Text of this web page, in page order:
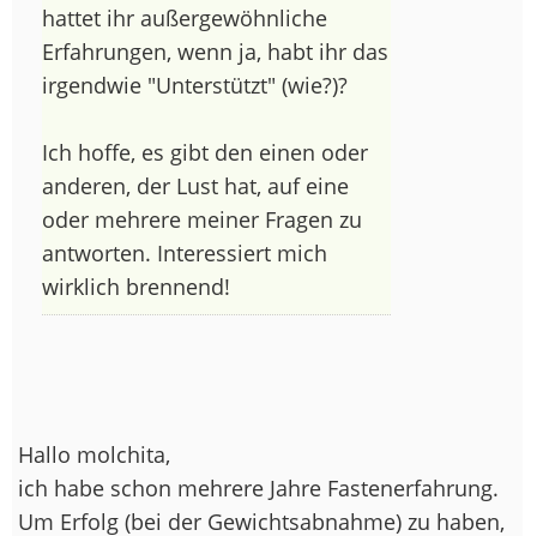
hattet ihr außergewöhnliche
Erfahrungen, wenn ja, habt ihr das
irgendwie "Unterstützt" (wie?)?
Ich hoffe, es gibt den einen oder
anderen, der Lust hat, auf eine
oder mehrere meiner Fragen zu
antworten. Interessiert mich
wirklich brennend!
Hallo molchita,
ich habe schon mehrere Jahre Fastenerfahrung.
Um Erfolg (bei der Gewichtsabnahme) zu haben,